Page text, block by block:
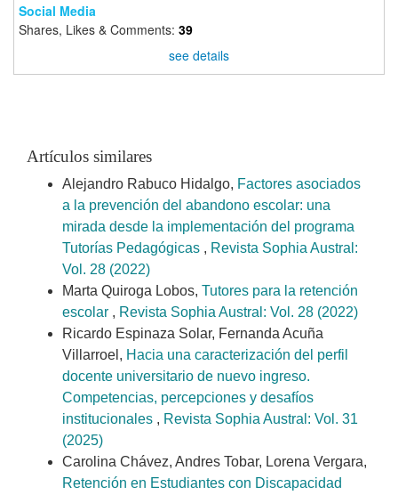
Social Media
Shares, Likes & Comments: 39
see details
Artículos similares
Alejandro Rabuco Hidalgo, Factores asociados
a la prevención del abandono escolar: una
mirada desde la implementación del programa
Tutorías Pedagógicas , Revista Sophia Austral:
Vol. 28 (2022)
Marta Quiroga Lobos, Tutores para la retención
escolar , Revista Sophia Austral: Vol. 28 (2022)
Ricardo Espinaza Solar, Fernanda Acuña
Villarroel, Hacia una caracterización del perfil
docente universitario de nuevo ingreso.
Competencias, percepciones y desafíos
institucionales , Revista Sophia Austral: Vol. 31
(2025)
Carolina Chávez, Andres Tobar, Lorena Vergara,
Retención en Estudiantes con Discapacidad